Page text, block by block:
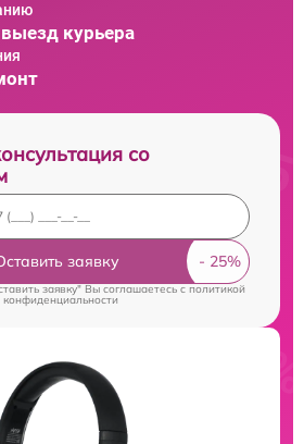
курьера
со
заявку
заявку" Вы соглашаетесь cполитикой
конфиденциальности